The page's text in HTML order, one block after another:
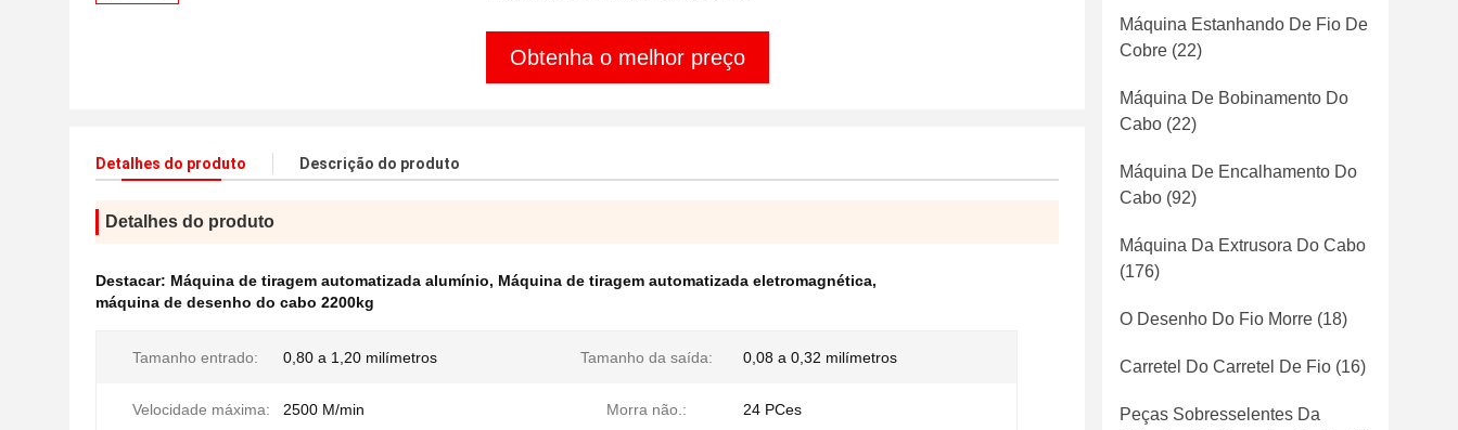
Obtenha o melhor preço
Detalhes do produto Descrição do produto
Detalhes do produto
Destacar: Máquina de tiragem automatizada alumínio, Máquina de tiragem automatizada eletromagnética,
máquina de desenho do cabo 2200kg
Tamanho entrado: 0,80 a 1,20 milímetros Tamanho da saída: 0,08 a 0,32 milímetros
Velocidade máxima: 2500 M/min Morra não.: 24 PCes
Máquina Estanhando De Fio De
Cobre (22)
Máquina De Bobinamento Do
Cabo (22)
Máquina De Encalhamento Do
Cabo (92)
Máquina Da Extrusora Do Cabo
(176)
O Desenho Do Fio Morre (18)
Carretel Do Carretel De Fio (16)
Peças Sobresselentes Da